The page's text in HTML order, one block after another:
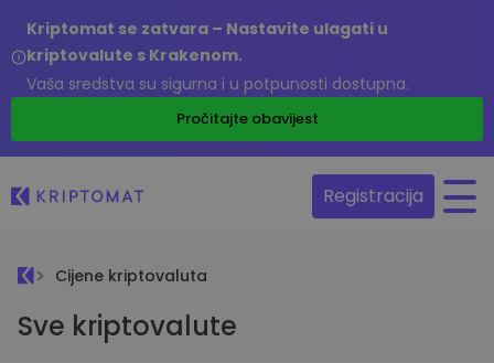
Kriptomat se zatvara – Nastavite ulagati u
kriptovalute s Krakenom.
Vaša sredstva su sigurna i u potpunosti dostupna.
Pročitajte obavijest
Registracija
Cijene kriptovaluta
Sve kriptovalute